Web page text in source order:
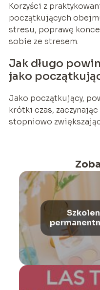
Korzyści z
początkujących
stresu, poprawę
sobie ze stresem.
Jak długo
jako
Jako początkujący,
krótki czas,
stopniowo